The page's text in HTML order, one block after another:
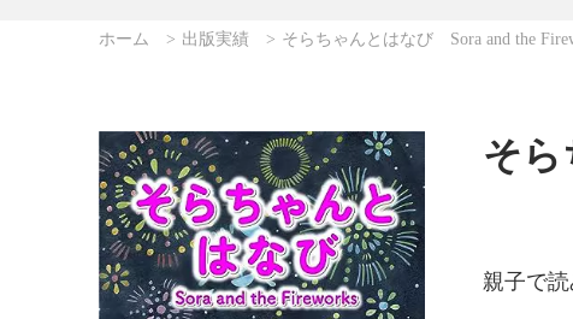
ホーム 出版実績 そらちゃんとはなび Sora and the
そ
親子で